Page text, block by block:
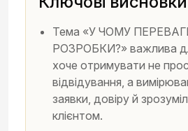
Тема «У ЧОМУ
РОЗРОБКИ?» важлива
хоче отримувати не
відвідування, а
заявки, довіру й
клієнтом.